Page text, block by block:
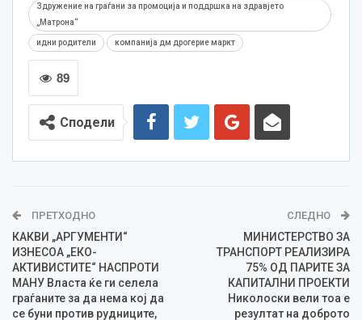
Здружение на граѓани за промоција и поддршка на здравјето
„Матрона“
идни родители компанија дм дрогерие маркт
89
Сподели
ПРЕТХОДНО
КАКВИ „АРГУМЕНТИ“
ИЗНЕСОА „EКО-
АКТИВИСТИТЕ“ НАСПРОТИ
МАНУ Власта ќе ги селела
граѓаните за да нема кој да
се буни против рудниците,
СЛЕДНО
МИНИСТЕРСТВО ЗА
ТРАНСПОРТ РЕАЛИЗИРА
75% ОД ПАРИТЕ ЗА
КАПИТАЛНИ ПРОЕКТИ
Николоски вели тоа е
резултат на доброто